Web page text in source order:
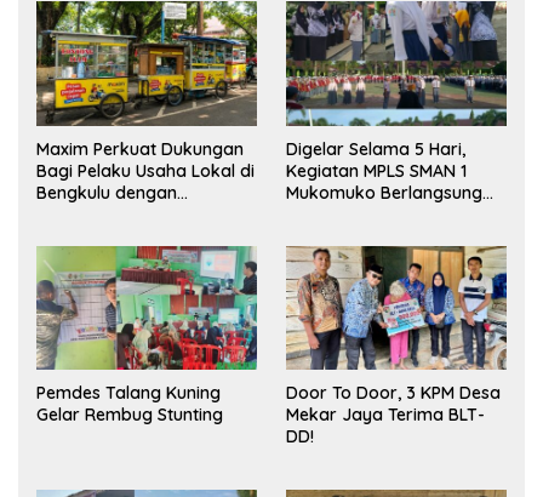
Maxim Perkuat Dukungan
Bagi Pelaku Usaha Lokal di
Bengkulu dengan
Pasar
Digelar Selama 5 Hari,
Kegiatan MPLS SMAN 1
Mukomuko Berlangsung
Pemdes Talang Kuning
Gelar Rembug Stunting
Door To Door, 3 KPM Desa
Mekar Jaya Terima BLT-
DD!